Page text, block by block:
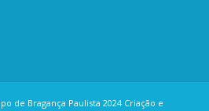
de Bragança Paulista 2024 Criação e